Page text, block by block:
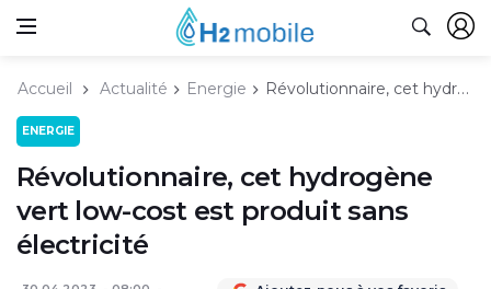
Accueil Actualité Energie Révolutionnaire, cet hydrogène vert low-cost est produit sans électricité
ENERGIE
Révolutionnaire, cet hydrogène
vert low-cost est produit sans
électricité